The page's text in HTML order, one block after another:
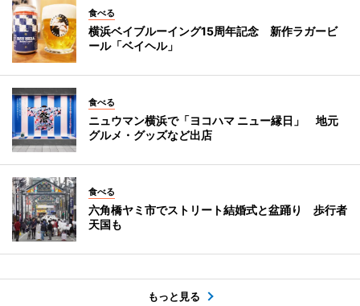
食べる
横浜ベイブルーイング15周年記念 新作ラガービ
ール「ベイヘル」
食べる
ニュウマン横浜で「ヨコハマ ニュー縁日」 地元
グルメ・グッズなど出店
食べる
六角橋ヤミ市でストリート結婚式と盆踊り 歩行者
天国も
もっと見る